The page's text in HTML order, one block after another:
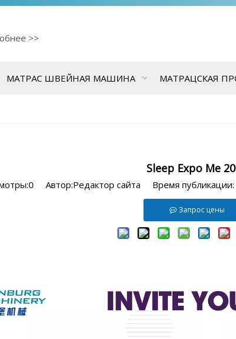
>>
МАТРАС ШВЕЙНАЯ МАШИНА МАТРАЦСКАЯ
Sleep Expo Me
0 Автор:Pедактор сайта Время
Запрос цены